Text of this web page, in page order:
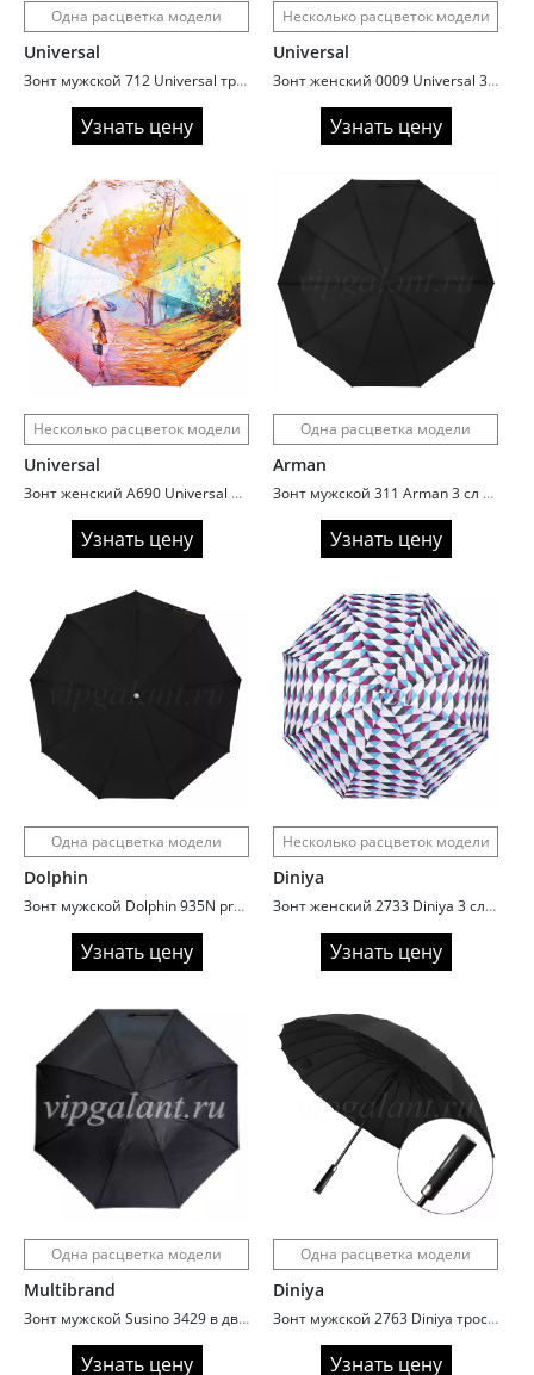
Одна расцветка модели
Universal
Зонт мужской 712 Universal трость автомат 24 спицы ручка прямая
Узнать цену
Несколько расцветок модели
Universal
Зонт женский 0009 Universal 3 сл с/а 6 спиц газета superlight
Узнать цену
Несколько расцветок модели
Universal
Зонт женский A690 Universal 3 сл с/а 8 спиц сатин painting
Узнать цену
Одна расцветка модели
Arman
Зонт мужской 311 Arman 3 сл с/а 10 спиц ручка гольф
Узнать цену
Одна расцветка модели
Dolphin
Зонт мужской Dolphin 935N premium
Узнать цену
Несколько расцветок модели
Diniya
Зонт женский 2733 Diniya 3 сл с/а 8 спиц нейлон
Узнать цену
Одна расцветка модели
Multibrand
Зонт мужской Susino 3429 в два сложения автомат крюк
Узнать цену
Одна расцветка модели
Diniya
Зонт мужской 2763 Diniya трость автомат 24 спицы ручка прямая
Узнать цену